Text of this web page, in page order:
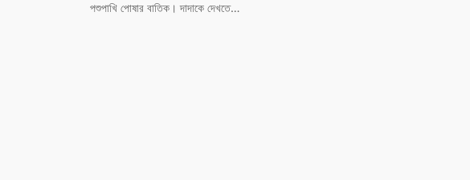
পশুপাখি পোষার বাতিক। দাদাকে দেখতে…